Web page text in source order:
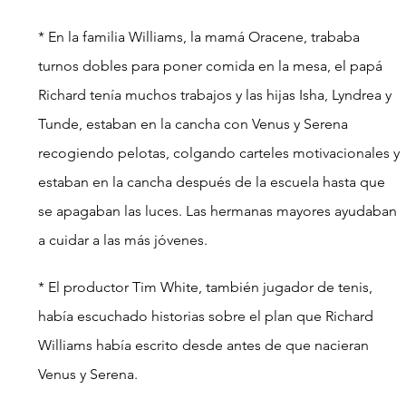
* En la familia Williams, la mamá Oracene, trababa
turnos dobles para poner comida en la mesa, el papá
Richard tenía muchos trabajos y las hijas Isha, Lyndrea y
Tunde, estaban en la cancha con Venus y Serena
recogiendo pelotas, colgando carteles motivacionales y
estaban en la cancha después de la escuela hasta que
se apagaban las luces. Las hermanas mayores ayudaban
a cuidar a las más jóvenes.
* El productor Tim White, también jugador de tenis,
había escuchado historias sobre el plan que Richard
Williams había escrito desde antes de que nacieran
Venus y Serena.